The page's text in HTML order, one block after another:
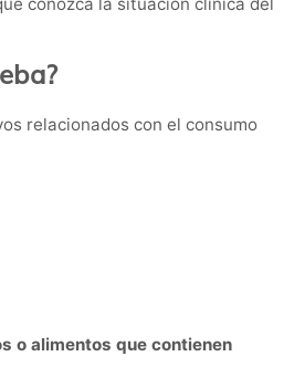
relacionados con el consumo
o alimentos que contienen